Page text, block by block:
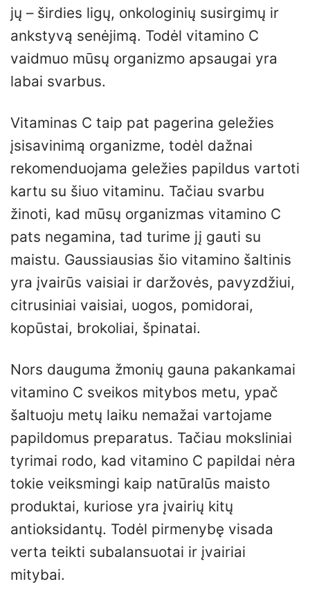
jų – širdies ligų, onkologinių susirgimų ir
ankstyvą senėjimą. Todėl vitamino C
vaidmuo mūsų organizmo apsaugai yra
labai svarbus.
Vitaminas C taip pat pagerina geležies
įsisavinimą organizme, todėl dažnai
rekomenduojama geležies papildus vartoti
kartu su šiuo vitaminu. Tačiau svarbu
žinoti, kad mūsų organizmas vitamino C
pats negamina, tad turime jį gauti su
maistu. Gaussiausias šio vitamino šaltinis
yra įvairūs vaisiai ir daržovės, pavyzdžiui,
citrusiniai vaisiai, uogos, pomidorai,
kopūstai, brokoliai, špinatai.
Nors dauguma žmonių gauna pakankamai
vitamino C sveikos mitybos metu, ypač
šaltuoju metų laiku nemažai vartojame
papildomus preparatus. Tačiau moksliniai
tyrimai rodo, kad vitamino C papildai nėra
tokie veiksmingi kaip natūralūs maisto
produktai, kuriose yra įvairių kitų
antioksidantų. Todėl pirmenybę visada
verta teikti subalansuotai ir įvairiai
mitybai.